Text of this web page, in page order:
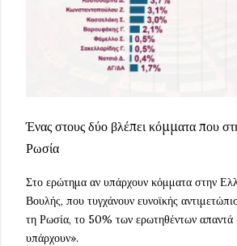
Ένας στους δύο βλέπει κόμματα που
Ρωσία
Στο ερώτημα αν υπάρχουν κόμματα στην
Βουλής, που τυγχάνουν ευνοϊκής
τη Ρωσία, το 50% των ερωτηθέντων
υπάρχουν».